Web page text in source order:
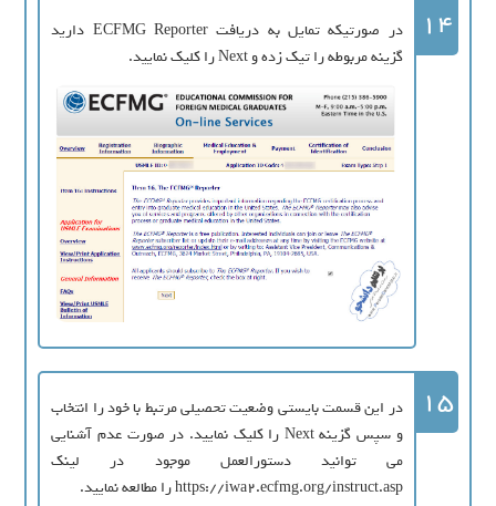
14
در صورتیکه تمایل به دریافت ECFMG Reporter دارید
گزینه مربوطه را تیک زده و Next را کلیک نمایید.
15
در این قسمت بایستی وضعیت تحصیلی مرتبط با خود را انتخاب
و سپس گزینه Next را کلیک نمایید. در صورت عدم آشنایی
می توانید دستورالعمل موجود در لینک
https://iwa2.ecfmg.org/instruct.asp را مطالعه نمایید.